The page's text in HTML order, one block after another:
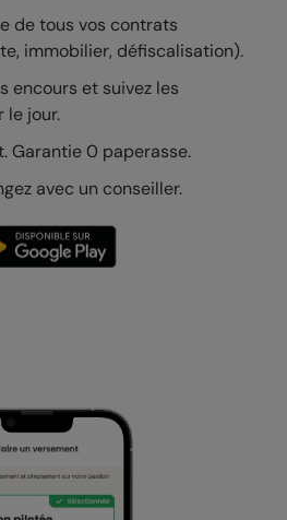
de tous vos contrats
immobilier, défiscalisation).
encours et suivez les
le jour.
Garantie 0 paperasse.
avec un conseiller.